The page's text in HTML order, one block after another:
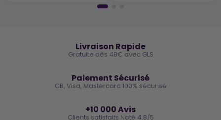
Livraison Rapide
Gratuite dès 49€ avec GLS
Paiement Sécurisé
CB, Visa, Mastercard 100% sécurisé
+10 000 Avis
Clients satisfaits Noté 4.8/5